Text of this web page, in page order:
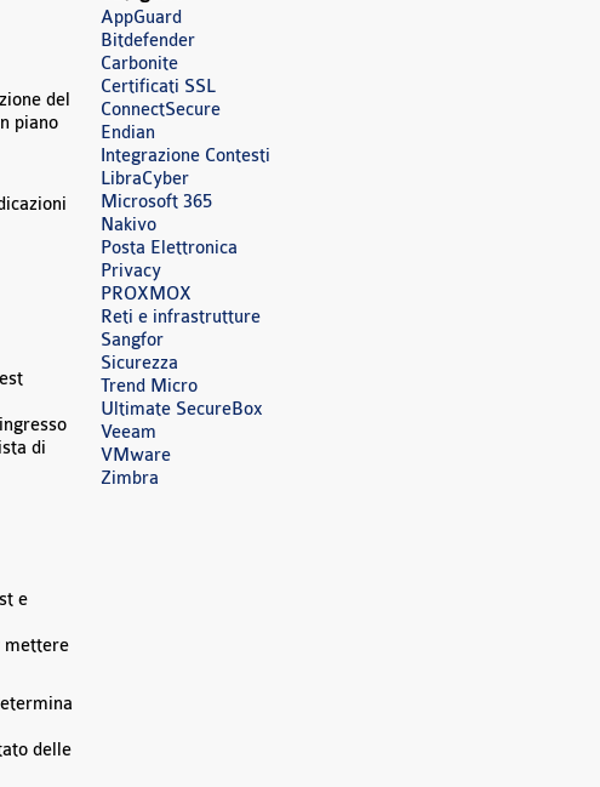
del
piano
di
e
mettere
delle
AppGuard
Bitdefender
Carbonite
Certificati SSL
ConnectSecure
Endian
Integrazione Contesti
LibraCyber
Microsoft 365
Nakivo
Posta Elettronica
Privacy
PROXMOX
Reti e infrastrutture
Sangfor
Sicurezza
Trend Micro
Ultimate SecureBox
Veeam
VMware
Zimbra